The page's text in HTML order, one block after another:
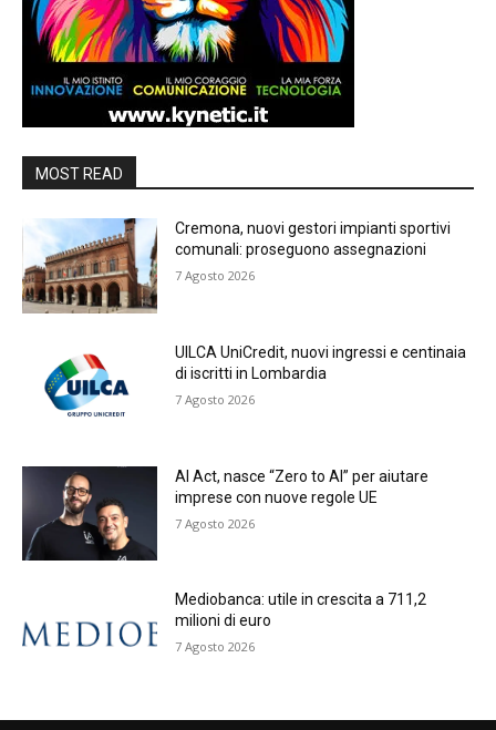
MOST READ
Cremona, nuovi gestori impianti sportivi
comunali: proseguono assegnazioni
7 Agosto 2026
UILCA UniCredit, nuovi ingressi e centinaia
di iscritti in Lombardia
7 Agosto 2026
AI Act, nasce “Zero to AI” per aiutare
imprese con nuove regole UE
7 Agosto 2026
Mediobanca: utile in crescita a 711,2
milioni di euro
7 Agosto 2026